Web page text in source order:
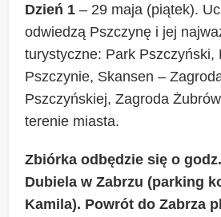
Dzień 1– 29 maja (piątek).
odwiedzą Pszczynę i jej
turystyczne: Park Pszczyński,
Pszczynie, Skansen –
Pszczyńskiej, Zagroda
terenie miasta.
Zbiórka odbędzie się o
Dubiela w Zabrzu (parking
Kamila). Powrót do Zabrza